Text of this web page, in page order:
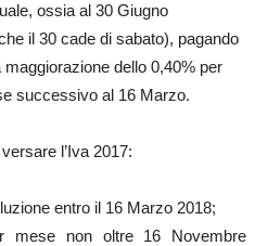
ossia al 30 Giugno
il 30 cade di sabato), pagando
dello 0,40% per
successivo al 16 Marzo.
l’Iva 2017:
entro il 16 Marzo 2018;
mese non oltre 16 Novembre